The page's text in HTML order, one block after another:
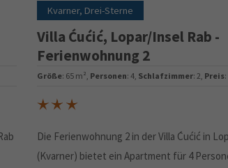
Kvarner, Drei-Sterne
Villa Ćućić, Lopar/Insel Rab -
Ferienwohnung 2
Größe: 65 m², Personen: 4, Schlafzimmer: 2, Preis
Die Ferienwohnung 2 in der Villa Ćućić in
(Kvarner) bietet ein Apartment für 4